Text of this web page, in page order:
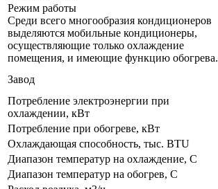
Режим работы
Среди всего многообразия кондиционеров
выделяются мобильные кондиционеры,
осуществляющие только охлаждение
помещения, и имеющие функцию обогрева.
Завод
Потребление электроэнергии при
охлаждении, кВт
Потребление при обогреве, кВт
Охлаждающая способность, тыс. BTU
Диапазон температур на охлаждение, С
Диапазон температур на обогрев, С